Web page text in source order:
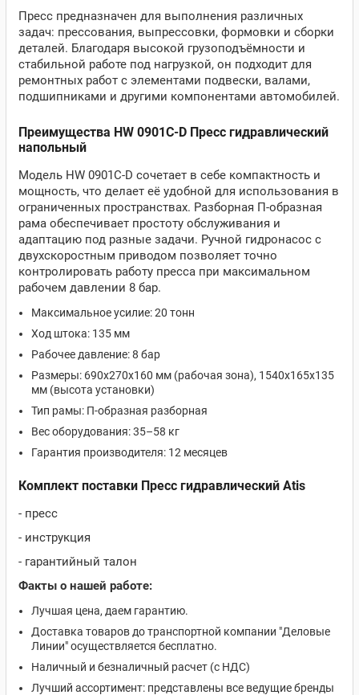
Пресс предназначен для выполнения различных
задач: прессования, выпрессовки, формовки и сборки
деталей. Благодаря высокой грузоподъёмности и
стабильной работе под нагрузкой, он подходит для
ремонтных работ с элементами подвески, валами,
подшипниками и другими компонентами автомобилей.
Преимущества HW 0901C-D Пресс гидравлический
напольный
Модель HW 0901C-D сочетает в себе компактность и
мощность, что делает её удобной для использования в
ограниченных пространствах. Разборная П-образная
рама обеспечивает простоту обслуживания и
адаптацию под разные задачи. Ручной гидронасос с
двухскоростным приводом позволяет точно
контролировать работу пресса при максимальном
рабочем давлении 8 бар.
Максимальное усилие: 20 тонн
Ход штока: 135 мм
Рабочее давление: 8 бар
Размеры: 690х270х160 мм (рабочая зона), 1540х165х135
мм (высота установки)
Тип рамы: П-образная разборная
Вес оборудования: 35–58 кг
Гарантия производителя: 12 месяцев
Комплект поставки Пресс гидравлический Atis
- пресс
- инструкция
- гарантийный талон
Факты о нашей работе:
Лучшая цена, даем гарантию.
Доставка товаров до транспортной компании "Деловые
Линии" осуществляется бесплатно.
Наличный и безналичный расчет (с НДС)
Лучший ассортимент: представлены все ведущие бренды